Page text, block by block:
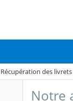
Récupération des
Notre